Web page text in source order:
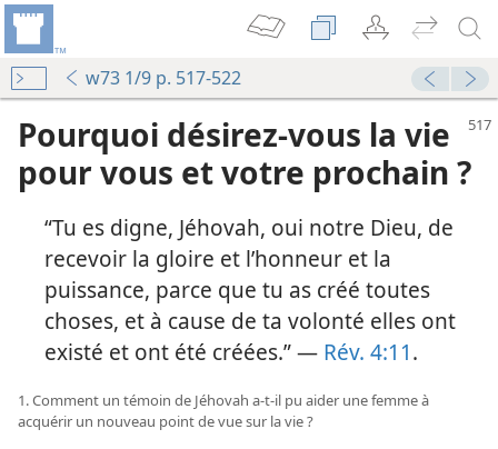
w73 1/9 p. 517-522
Pourquoi désirez-​vous la vie
pour vous et votre prochain ?
“Tu es digne, Jéhovah, oui notre Dieu, de
recevoir la gloire et l’honneur et la
puissance, parce que tu as créé toutes
choses, et à cause de ta volonté elles ont
existé et ont été créées.” — Rév. 4:11.
1. Comment un témoin de Jéhovah a-​t-​il pu aider une femme à
acquérir un nouveau point de vue sur la vie ?